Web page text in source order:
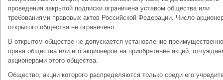
проведения закрытой подписки ограничена уставом общества или
требованиями правовых актов Российской Федерации. Число
открытого общества не ограничено.
В открытом обществе не допускается установление
права общества или его акционеров на приобретение акций,
акционерами этого общества.
Общество, акции которого распределяются только среди его